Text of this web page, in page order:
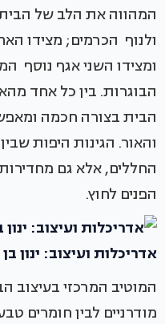
המהווה את הלב של
ולנוף הכרמים; מצידו
ומצידו השני אגף נוסף
הבוגרות. בין כל אחד
הבית בצורה חכמה
והאור. הגינות היפות
החללים, אלא גם
הפנים לחוץ.
אדריכלות ועיצוב: ינון
המוטיב המרכזי בעיצוב
מודרניים לבין חומרים